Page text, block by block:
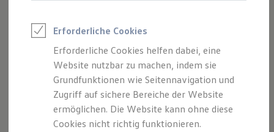
Digitaler Marktplatz
Kauf & Finanzierung
Online-Fahrzeugbewertung
Aktionen & Angebote
E-Auto-Förderung
Für Privatkunden
Für Gewerbekunden
Profi Paket
TopDeal
Impressum
Datenschutzerklärung
Impressum
Erforderliche Cookies
Erforderliche Cookies helfen dabei, eine
Website nutzbar zu machen, indem sie
Grundfunktionen wie Seitennavigation und
Zugriff auf sichere Bereiche der Website
ermöglichen. Die Website kann ohne diese
Cookies nicht richtig funktionieren.